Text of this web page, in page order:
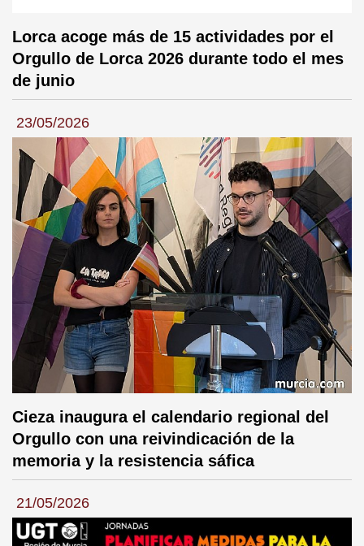
Lorca acoge más de 15 actividades por el
Orgullo de Lorca 2026 durante todo el mes
de junio
23/05/2026
Cieza inaugura el calendario regional del
Orgullo con una reivindicación de la
memoria y la resistencia sáfica
21/05/2026